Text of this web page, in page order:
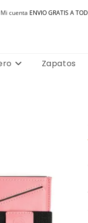
Mi cuenta ENVIO GRATIS A
Zapatos